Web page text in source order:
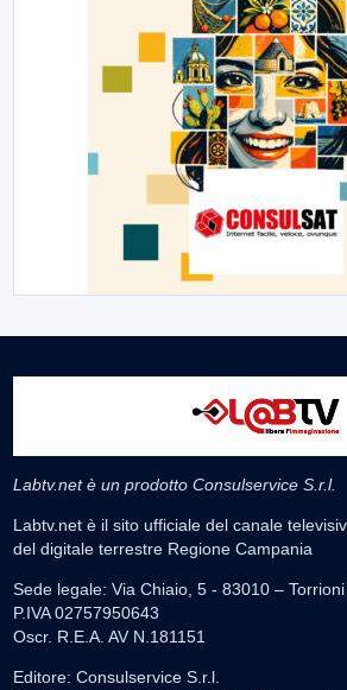
Labtv.net è un prodotto Consulservice S.r.l.
Labtv.net è il sito ufficiale del canale
del digitale terrestre Regione Campania
Sede legale: Via Chiaio, 5 - 83010 – Torrioni
P.IVA 02757950643
Oscr. R.E.A. AV N.181151
Editore: Consulservice S.r.l.